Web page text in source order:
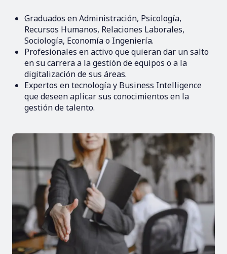
Graduados en Administración, Psicología,
Recursos Humanos, Relaciones Laborales,
Sociología, Economía o Ingeniería.
Profesionales en activo que quieran dar un salto
en su carrera a la gestión de equipos o a la
digitalización de sus áreas.
Expertos en tecnología y Business Intelligence
que deseen aplicar sus conocimientos en la
gestión de talento.